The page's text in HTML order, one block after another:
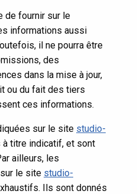
de fournir sur le
informations aussi
il ne pourra être
des
dans la mise à jour,
ou du fait des tiers
ces informations.
sur le site studio-
à titre indicatif, et sont
ailleurs, les
le site studio-
Ils sont donnés